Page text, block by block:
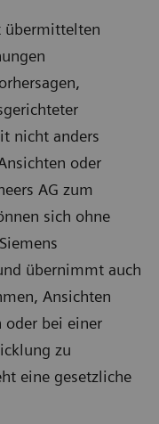
übermittelten
nicht anders
oder
AG zum
sich ohne
übernimmt auch
Ansichten
oder bei einer
zu
eine gesetzliche